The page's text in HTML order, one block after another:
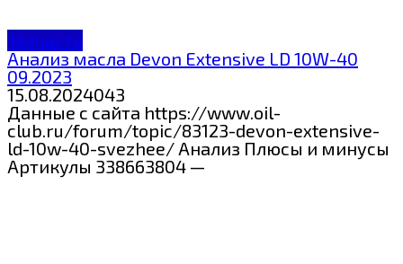
Техчасть
Анализ масла Devon Extensive LD 10W-40
09.2023
15.08.2024043
Данные с сайта https://www.oil-
club.ru/forum/topic/83123-devon-extensive-
ld-10w-40-svezhee/ Анализ Плюсы и минусы
Артикулы 338663804 —